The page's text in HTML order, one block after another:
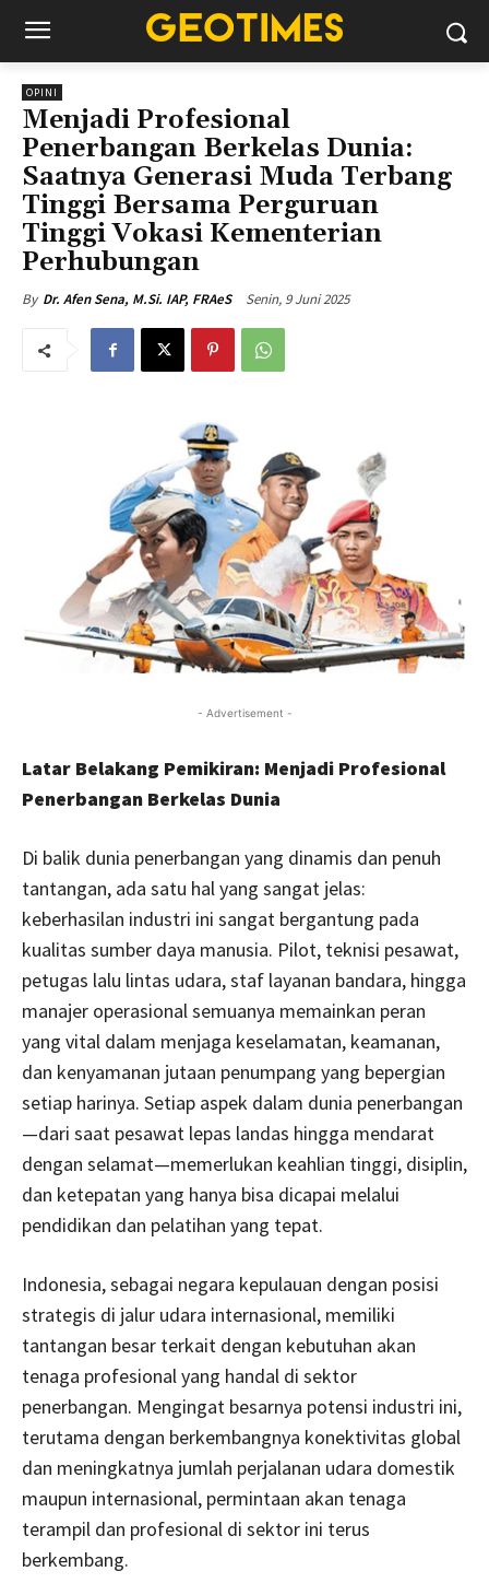
OPINI
Menjadi Profesional
Penerbangan Berkelas Dunia:
Saatnya Generasi Muda Terbang
Tinggi Bersama Perguruan
Tinggi Vokasi Kementerian
Perhubungan
By Dr. Afen Sena, M.Si. IAP, FRAeS Senin, 9 Juni 2025
- Advertisement -
Latar Belakang Pemikiran: Menjadi Profesional
Penerbangan Berkelas Dunia
Di balik dunia penerbangan yang dinamis dan penuh
tantangan, ada satu hal yang sangat jelas:
keberhasilan industri ini sangat bergantung pada
kualitas sumber daya manusia. Pilot, teknisi pesawat,
petugas lalu lintas udara, staf layanan bandara, hingga
manajer operasional semuanya memainkan peran
yang vital dalam menjaga keselamatan, keamanan,
dan kenyamanan jutaan penumpang yang bepergian
setiap harinya. Setiap aspek dalam dunia penerbangan
—dari saat pesawat lepas landas hingga mendarat
dengan selamat—memerlukan keahlian tinggi, disiplin,
dan ketepatan yang hanya bisa dicapai melalui
pendidikan dan pelatihan yang tepat.
Indonesia, sebagai negara kepulauan dengan posisi
strategis di jalur udara internasional, memiliki
tantangan besar terkait dengan kebutuhan akan
tenaga profesional yang handal di sektor
penerbangan. Mengingat besarnya potensi industri ini,
terutama dengan berkembangnya konektivitas global
dan meningkatnya jumlah perjalanan udara domestik
maupun internasional, permintaan akan tenaga
terampil dan profesional di sektor ini terus
berkembang.